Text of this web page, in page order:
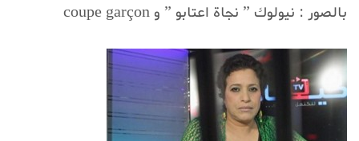
بالصور : نيولوك ” نجاة اعتابو ” و coupe garçon